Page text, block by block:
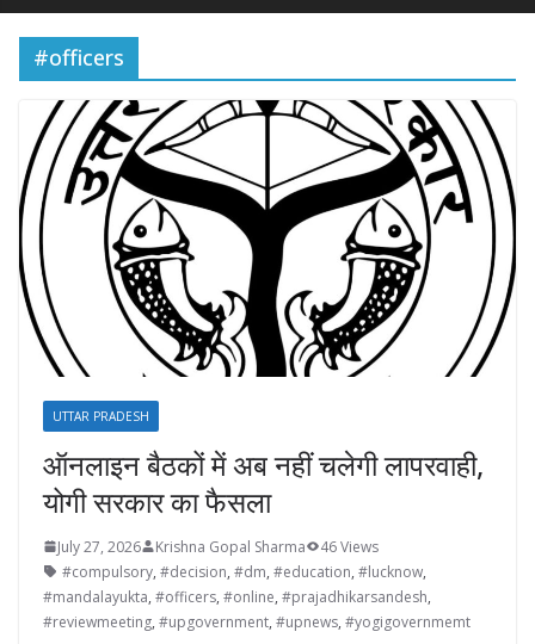
#officers
UTTAR PRADESH
ऑनलाइन बैठकों में अब नहीं चलेगी लापरवाही,
योगी सरकार का फैसला
July 27, 2026 Krishna Gopal Sharma
46 Views
#compulsory, #decision, #dm, #education, #lucknow,
#mandalayukta, #officers, #online, #prajadhikarsandesh,
#reviewmeeting, #upgovernment, #upnews, #yogigovernmemt